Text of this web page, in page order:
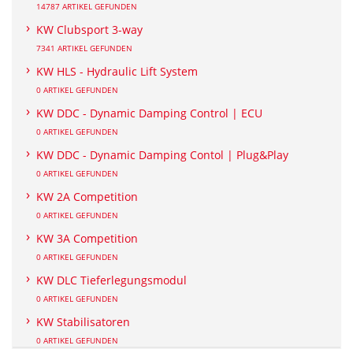
14787 ARTIKEL GEFUNDEN
KW Clubsport 3-way
7341 ARTIKEL GEFUNDEN
KW HLS - Hydraulic Lift System
0 ARTIKEL GEFUNDEN
KW DDC - Dynamic Damping Control | ECU
0 ARTIKEL GEFUNDEN
KW DDC - Dynamic Damping Contol | Plug&Play
0 ARTIKEL GEFUNDEN
KW 2A Competition
0 ARTIKEL GEFUNDEN
KW 3A Competition
0 ARTIKEL GEFUNDEN
KW DLC Tieferlegungsmodul
0 ARTIKEL GEFUNDEN
KW Stabilisatoren
0 ARTIKEL GEFUNDEN